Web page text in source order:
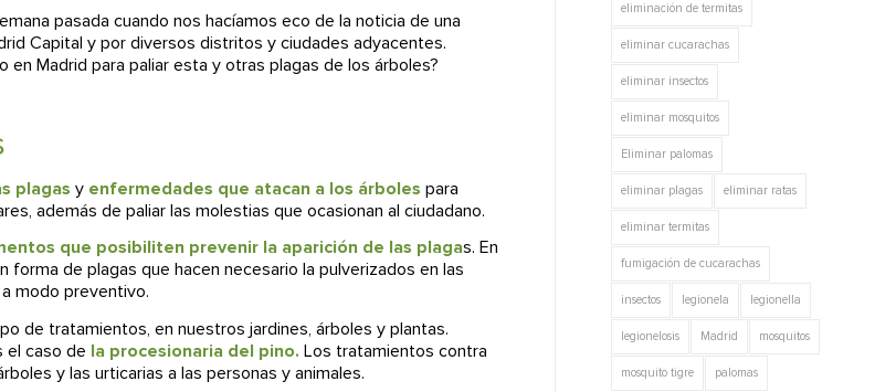
pasada cuando nos hacíamos eco de la noticia de una
Capital y por diversos distritos y ciudades adyacentes.
Madrid para paliar esta y otras plagas de los árboles?
plagas y enfermedades que atacan a los árboles para
además de paliar las molestias que ocasionan al ciudadano.
que posibiliten prevenir la aparición de las plagas. En
de plagas que hacen necesario la pulverizados en las
modo preventivo.
de tratamientos, en nuestros jardines, árboles y plantas.
el caso de la procesionaria del pino. Los tratamientos contra
y las urticarias a las personas y animales.
eliminación de termitas
eliminar cucarachas
eliminar insectos
eliminar mosquitos
Eliminar palomas
eliminar plagas eliminar ratas
eliminar termitas
fumigación de cucarachas
insectos legionela legionella
legionelosis Madrid mosquitos
mosquito tigre palomas